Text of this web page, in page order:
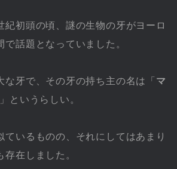
紀初頭の頃、謎の生物の牙がヨーロ
で話題となっていました。
な牙で、その牙の持ち主の名は「 マ
というらしい。
ているものの、それにしてはあまり
在しました。